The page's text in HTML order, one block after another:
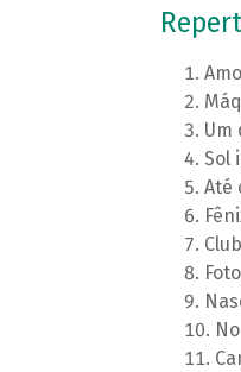
Um
Sol
Até